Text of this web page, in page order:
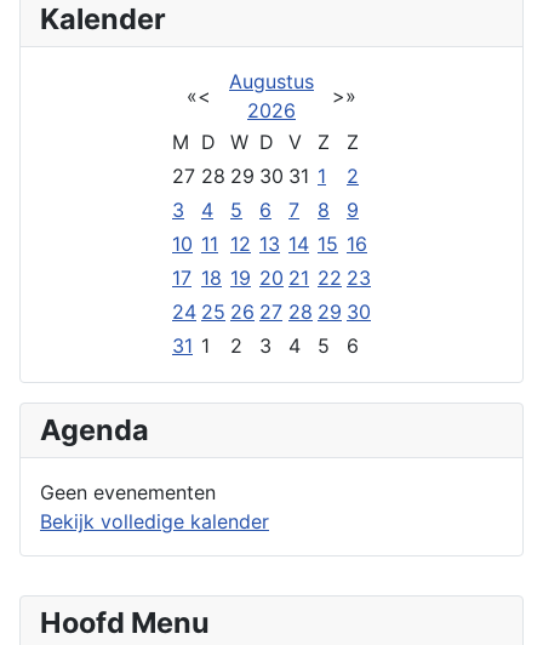
Hoofd Menu
Kalender
«<
Augustus
2026
>»
M D W D V Z
Z
27 28 29 30 31 1
2
3
4 5 6 7 8
9
10 11 12 13 14 15 16
17 18 19 20 21 22 23
24 25 26 27 28 29 30
31 1 2 3 4 5 6
Agenda
Geen evenementen
Bekijk volledige kalender